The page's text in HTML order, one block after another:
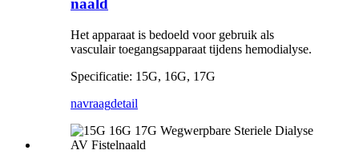
naald
Het apparaat is bedoeld voor gebruik als
vasculair toegangsapparaat tijdens hemodialyse.
Specificatie: 15G, 16G, 17G
navraagdetail